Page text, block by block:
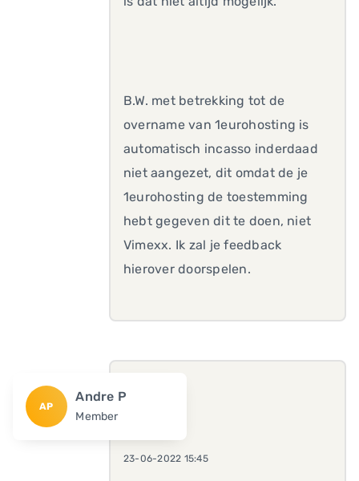
B.W. met betrekking tot de
overname van 1eurohosting is
automatisch incasso inderdaad
niet aangezet, dit omdat de je
1eurohosting de toestemming
hebt gegeven dit te doen, niet
Vimexx. Ik zal je feedback
hierover doorspelen.
AP
Andre P
Member
23-06-2022 15:45